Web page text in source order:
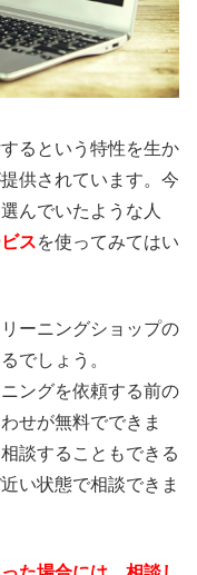
るという特性を生か
供されています。今
んでいたような人
スを使ってみてはい
ーニングショップの
でしょう。
ングを依頼する前の
せが無料でできま
談することもできる
い状態で相談できま